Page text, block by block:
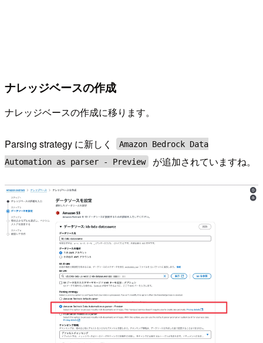
ナレッジベースの作成
ナレッジベースの作成に移ります。
Parsing strategy に新しく
Amazon Bedrock Data
Automation as parser - Preview
が追加されていますね。